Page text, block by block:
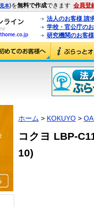
見本)を無料で作成できます 会員登
法人のお客様 請
学校・官公庁の
研究機関のお客
ホーム > KOKUYO >
コクヨ LBP-
10)